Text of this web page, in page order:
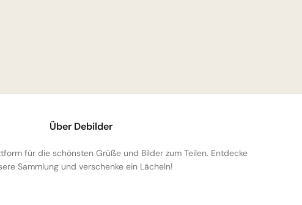
Über Debilder
für die schönsten Grüße und Bilder zum Teilen. Entdecke
Sammlung und verschenke ein Lächeln!